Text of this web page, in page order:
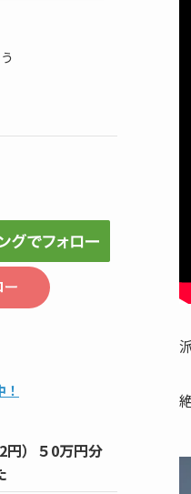
円）５0万円分